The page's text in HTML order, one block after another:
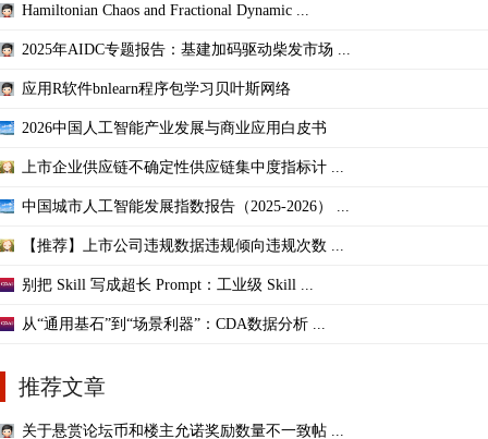
Hamiltonian Chaos and Fractional Dynamic ...
2025年AIDC专题报告：基建加码驱动柴发市场 ...
应用R软件bnlearn程序包学习贝叶斯网络
2026中国人工智能产业发展与商业应用白皮书
上市企业供应链不确定性供应链集中度指标计 ...
中国城市人工智能发展指数报告（2025-2026） ...
【推荐】上市公司违规数据违规倾向违规次数 ...
别把 Skill 写成超长 Prompt：工业级 Skill ...
从“通用基石”到“场景利器”：CDA数据分析 ...
推荐文章
关于悬赏论坛币和楼主允诺奖励数量不一致帖 ...